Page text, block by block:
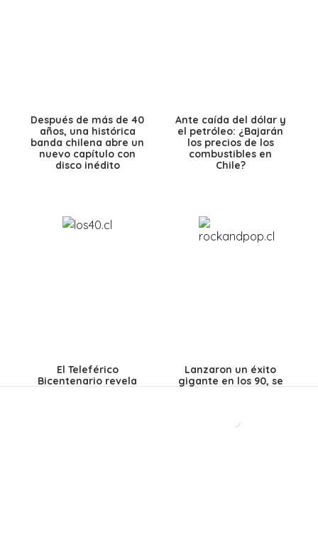
Después de más de 40
años, una histórica
banda chilena abre un
nuevo capítulo con
disco inédito
Ante caída del dólar y
el petróleo: ¿Bajarán
los precios de los
combustibles en
Chile?
El Teleférico
Bicentenario revela
Lanzaron un éxito
gigante en los 90, se
Así es como suena